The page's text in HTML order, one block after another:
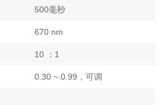
500毫秒
670 nm
10 ：1
0.30 ~ 0.99，可调